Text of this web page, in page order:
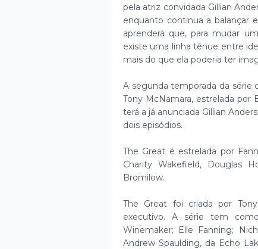
pela atriz convidada Gillian
enquanto continua a balançar
aprenderá que, para mudar
existe uma linha tênue entre
mais do que ela poderia ter
A segunda temporada da série
Tony McNamara, estrelada por
terá a já anunciada Gillian
dois episódios.
The Great é estrelada por
Charity Wakefield, Douglas
Bromilow.
The Great foi criada por
executivo. A série tem
Winemaker; Elle Fanning;
Andrew Spaulding, da Echo